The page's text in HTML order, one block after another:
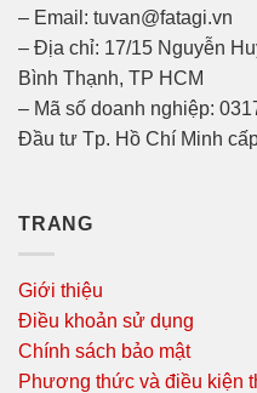
– Email: tuvan@fatagi.vn
– Địa chỉ: 17/15 Nguyễn
Bình Thạnh, TP HCM
– Mã số doanh nghiệp:
Đầu tư Tp. Hồ Chí Minh
TRANG
Giới thiệu
Điều khoản sử dụng
Chính sách bảo mật
Phương thức và điều kiện